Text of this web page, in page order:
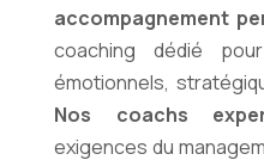
accompagnement
coaching dédié
émotionnels,
Nos coachs
exigences du